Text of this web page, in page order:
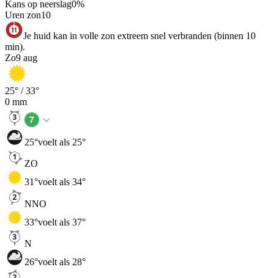
Kans op neerslag0%
Uren zon10
Je huid kan in volle zon extreem snel verbranden (binnen 10
min).
Zo9 aug
25° /33°
0 mm
25°voelt als 25°
ZO
31°voelt als 34°
NNO
33°voelt als 37°
N
26°voelt als 28°